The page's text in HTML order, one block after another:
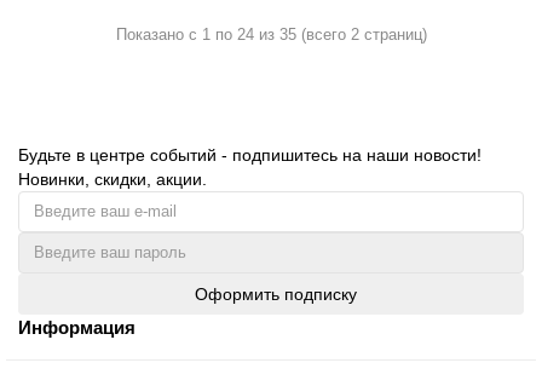
Показано с 1 по 24 из 35 (всего 2 страниц)
Будьте в центре событий - подпишитесь на наши новости!
Новинки, скидки, акции.
Оформить подписку
Информация